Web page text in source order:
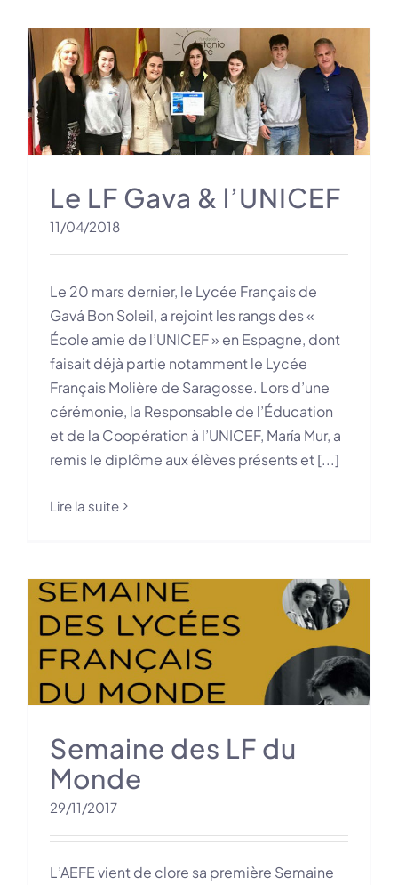
Le LF Gava & l’UNICEF
11/04/2018
Le 20 mars dernier, le Lycée Français de
Gavá Bon Soleil, a rejoint les rangs des «
École amie de l’UNICEF » en Espagne, dont
faisait déjà partie notamment le Lycée
Français Molière de Saragosse. Lors d’une
cérémonie, la Responsable de l’Éducation
et de la Coopération à l’UNICEF, María Mur, a
remis le diplôme aux élèves présents et [...]
Lire la suite
Semaine des LF du
Monde
29/11/2017
L’AEFE vient de clore sa première Semaine